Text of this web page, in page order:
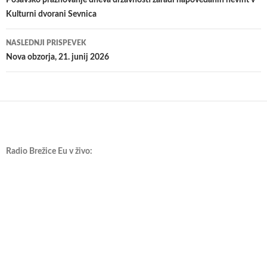
Kulturni dvorani Sevnica
NASLEDNJI PRISPEVEK
Nova obzorja, 21. junij 2026
Radio Brežice Eu v živo: